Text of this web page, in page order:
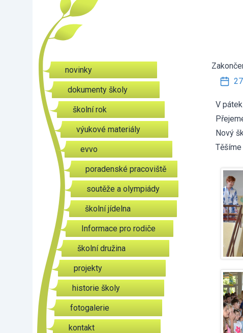
novinky
dokumenty školy
školní rok
výukové materiály
evvo
poradenské pracoviště
soutěže a olympiády
školní jídelna
Informace pro rodiče
školní družina
projekty
historie školy
fotogalerie
kontakt
V
Nový
Těšíme